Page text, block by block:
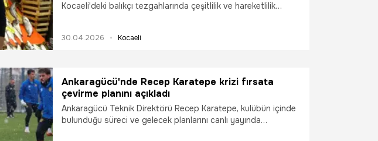
Kocaeli'deki balıkçı tezgahlarında çeşitlilik ve hareketlilik
30.04.2026 Kocaeli
Ankaragücü'nde Recep Karatepe krizi fırsata
çevirme planını açıkladı
Ankaragücü Teknik Direktörü Recep Karatepe, kulübün içinde
bulunduğu süreci ve gelecek planlarını canlı yayında